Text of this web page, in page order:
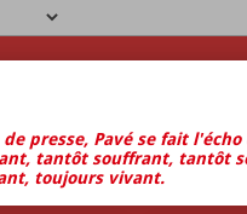
de presse, Pavé se fait
tantôt souffrant, tantôt
toujours vivant.